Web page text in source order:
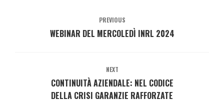
PREVIOUS
WEBINAR DEL MERCOLEDÌ INRL 2024
NEXT
CONTINUITÀ AZIENDALE: NEL CODICE
DELLA CRISI GARANZIE RAFFORZATE